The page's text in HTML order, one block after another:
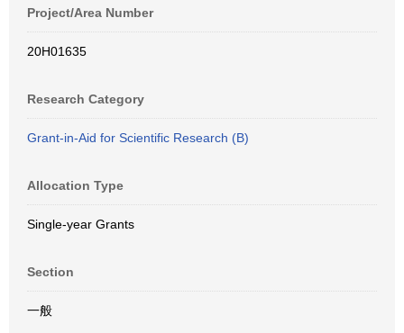
Project/Area Number
20H01635
Research Category
Grant-in-Aid for Scientific Research (B)
Allocation Type
Single-year Grants
Section
一般